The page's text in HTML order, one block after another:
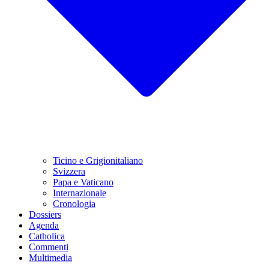
Ticino e Grigionitaliano
Svizzera
Papa e Vaticano
Internazionale
Cronologia
Dossiers
Agenda
Catholica
Commenti
Multimedia